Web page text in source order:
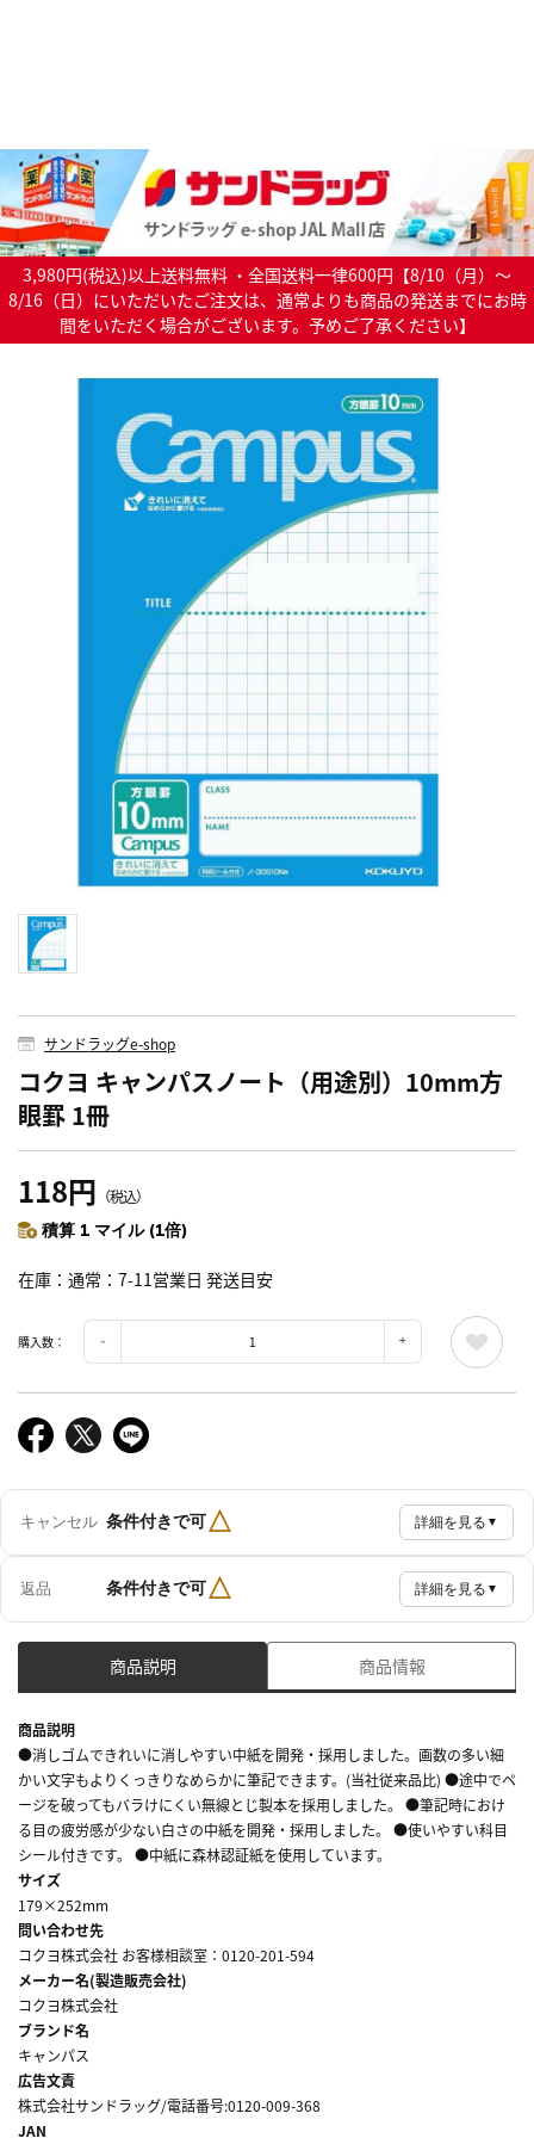
3,980円(税込)以上送料無料 ・全国送料一律600円【8/10（月）～
8/16（日）にいただいたご注文は、通常よりも商品の発送までにお時
間をいただく場合がございます。予めご了承ください】
サンドラッグe-shop
コクヨ キャンパスノート（用途別）10mm方
眼罫 1冊
118円 （税込）
積算 1 マイル (1倍)
在庫 通常：7-11営業日 発送目安
購入数：
キャンセル 条件付きで可△ 詳細を見る ▼
返品 条件付きで可△ 詳細を見る ▼
商品説明 商品情報
商品説明
●消しゴムできれいに消しやすい中紙を開発・採用しました。画数の多い細
かい文字もよりくっきりなめらかに筆記できます。(当社従来品比) ●途中でペ
ージを破ってもバラけにくい無線とじ製本を採用しました。 ●筆記時におけ
る目の疲労感が少ない白さの中紙を開発・採用しました。 ●使いやすい科目
シール付きです。 ●中紙に森林認証紙を使用しています。
サイズ
179×252mm
問い合わせ先
コクヨ株式会社 お客様相談室：0120-201-594
メーカー名(製造販売会社)
コクヨ株式会社
ブランド名
キャンパス
広告文責
株式会社サンドラッグ/電話番号:0120-009-368
JAN